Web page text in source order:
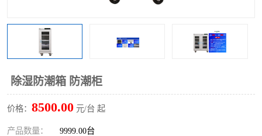
除湿防潮箱 防潮柜
价格： 8500.00 元/台 起
产品数量： 9999.00台